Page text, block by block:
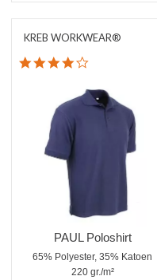
KREB WORKWEAR®
4.1 star rating
PAUL Poloshirt
65% Polyester, 35% Katoen
220 gr./m²